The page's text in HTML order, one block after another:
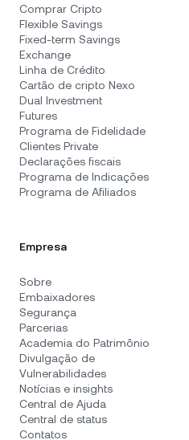
Comprar Cripto
Flexible Savings
Fixed-term Savings
Exchange
Linha de Crédito
Cartão de cripto Nexo
Dual Investment
Futures
Programa de Fidelidade
Clientes Private
Declarações fiscais
Programa de Indicações
Programa de Afiliados
Empresa
Sobre
Embaixadores
Segurança
Parcerias
Academia do Patrimônio
Divulgação de
Vulnerabilidades
Notícias e insights
Central de Ajuda
Central de status
Contatos